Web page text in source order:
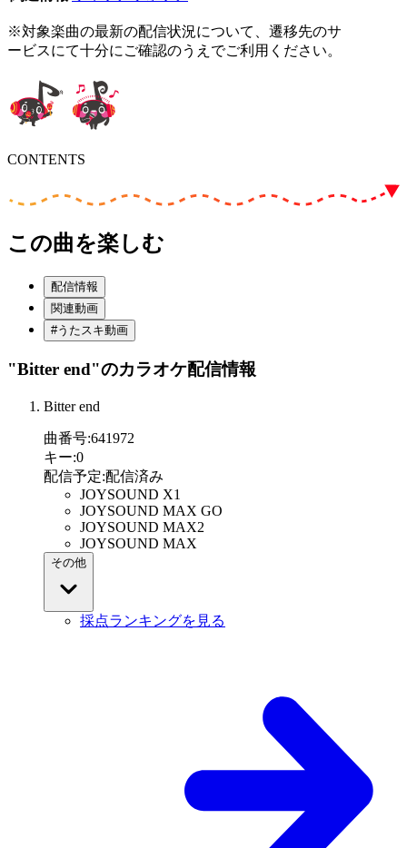
※対象楽曲の最新の配信状況について、遷移先のサ
ービスにて十分にご確認のうえでご利用ください。
CONTENTS
この曲を楽しむ
配信情報
関連動画
#うたスキ動画
"Bitter end"のカラオケ配信情報
Bitter end
曲番号:641972
キー:0
配信予定:配信済み
JOYSOUND X1
JOYSOUND MAX GO
JOYSOUND MAX2
JOYSOUND MAX
その他
採点ランキングを見る